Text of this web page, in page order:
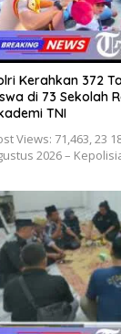
Kerahkan 372
di 73 Sekolah
TNI
Views: 71,463, 23
2026 –